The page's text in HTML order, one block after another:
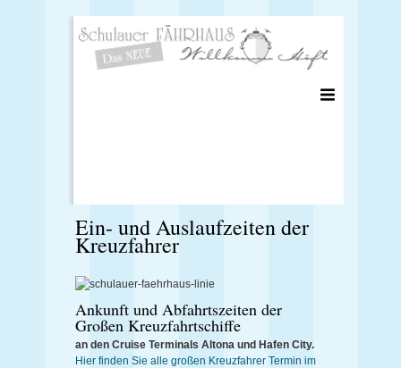
Ein- und Auslaufzeiten der
Kreuzfahrer
Ankunft und Abfahrtszeiten der
Großen Kreuzfahrtschiffe
an den Cruise Terminals Altona und Hafen City.
Hier finden Sie alle großen Kreuzfahrer Termin im